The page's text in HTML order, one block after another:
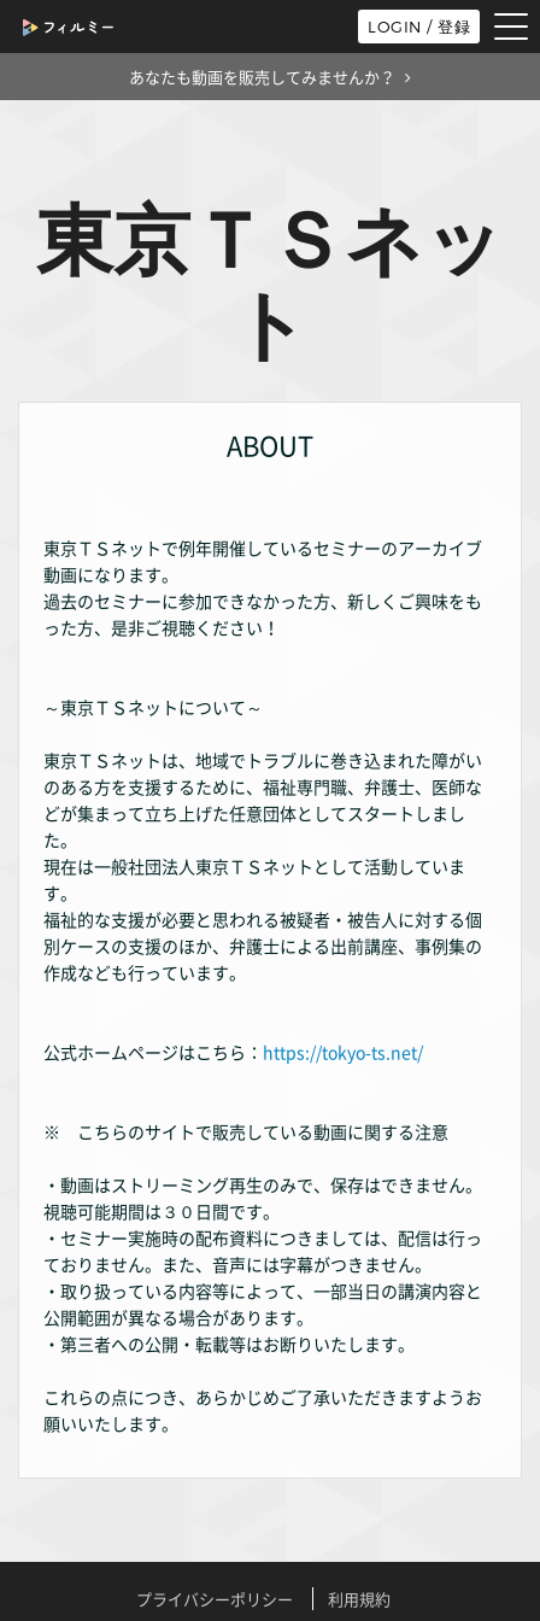
LOGIN / 登録
あなたも動画を販売してみませんか？
東京ＴＳネッ
ト
ABOUT
東京ＴＳネットで例年開催しているセミナーのアーカイブ
動画になります。
過去のセミナーに参加できなかった方、新しくご興味をも
った方、是非ご視聴ください！
～東京ＴＳネットについて～
東京ＴＳネットは、地域でトラブルに巻き込まれた障がい
のある方を支援するために、福祉専門職、弁護士、医師な
どが集まって立ち上げた任意団体としてスタートしまし
た。
現在は一般社団法人東京ＴＳネットとして活動していま
す。
福祉的な支援が必要と思われる被疑者・被告人に対する個
別ケースの支援のほか、弁護士による出前講座、事例集の
作成なども行っています。
公式ホームページはこちら： https://tokyo-ts.net/
※ こちらのサイトで販売している動画に関する注意
・動画はストリーミング再生のみで、保存はできません。
視聴可能期間は３０日間です。
・セミナー実施時の配布資料につきましては、配信は行っ
ておりません。また、音声には字幕がつきません。
・取り扱っている内容等によって、一部当日の講演内容と
公開範囲が異なる場合があります。
・第三者への公開・転載等はお断りいたします。
これらの点につき、あらかじめご了承いただきますようお
願いいたします。
プライバシーポリシー 利用規約